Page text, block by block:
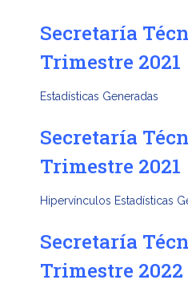
Secretaría
Trimestre 2021
Estadísticas Generadas
Secretaría
Trimestre 2021
Hipervínculos Estadísticas
Secretaría
Trimestre 2022